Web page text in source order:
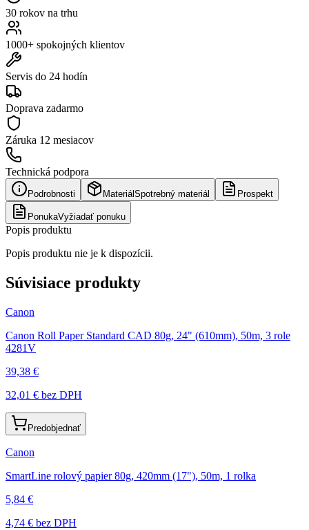
30 rokov na trhu
1000+ spokojných klientov
Servis do 24 hodín
Doprava zadarmo
Záruka 12 mesiacov
Technická podpora
Podrobnosti Materiál Spotrebný materiál Prospekt
PonukaVyžiadať ponuku
Popis produktu
Popis produktu nie je k dispozícii.
Súvisiace produkty
Canon
Canon Roll Paper Standard CAD 80g, 24" (610mm), 50m, 3 role
4281V
39,38 €
32,01 € bez DPH
Predobjednať
Canon
SmartLine rolový papier 80g, 420mm (17"), 50m, 1 rolka
5,84 €
4,74 € bez DPH